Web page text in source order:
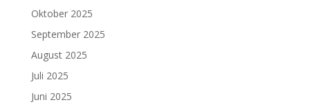
Oktober 2025
September 2025
August 2025
Juli 2025
Juni 2025